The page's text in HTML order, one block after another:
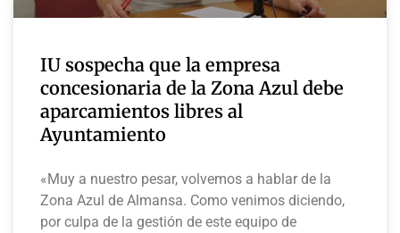
IU sospecha que la empresa
concesionaria de la Zona Azul debe
aparcamientos libres al
Ayuntamiento
«Muy a nuestro pesar, volvemos a hablar de la
Zona Azul de Almansa. Como venimos diciendo,
por culpa de la gestión de este equipo de